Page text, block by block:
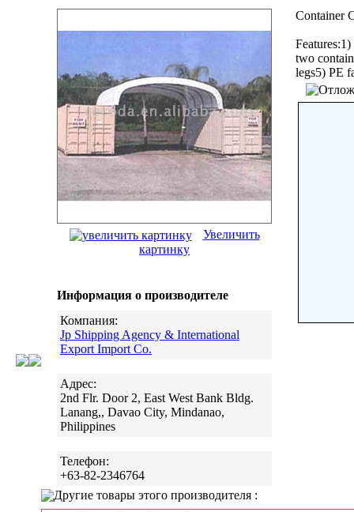
Увеличить
картинку
Информация о производителе
Компания:
Jp Shipping Agency & International
Export Import Co.
Адрес:
2nd Flr. Door 2, East West Bank Bldg.
Lanang,, Davao City, Mindanao,
Philippines
Телефон:
+63-82-2346764
Container
two
legs5) PE
Другие товары этого производителя :